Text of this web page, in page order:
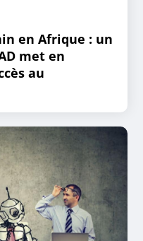
en Afrique : un
met en
au